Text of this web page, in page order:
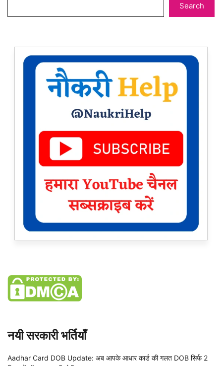
Search
नयी सरकारी भर्तियाँ
Aadhar Card DOB Update: अब आपके आधार कार्ड की गलत DOB सिर्फ 2